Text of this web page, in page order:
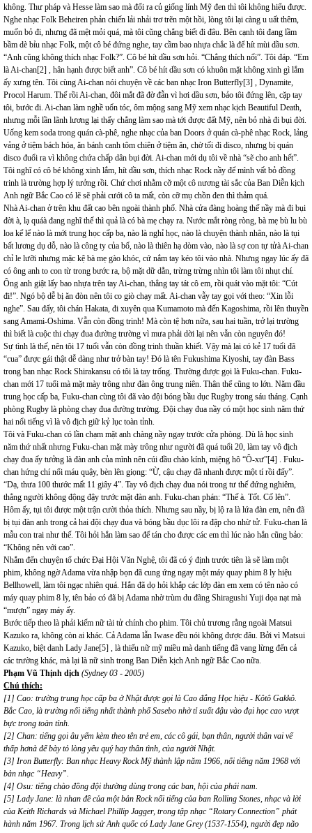
không. Thư pháp và Hesse làm sao mà đổi ra củ giống lính Mỹ đen thì tôi không hiểu được.
Nghe nhạc Folk Beheiren phản chiến lải nhải trơ trẽn một hồi, lòng tôi lại càng u uất thêm,
muốn bỏ đi, nhưng đã mệt mỏi quá, mà tôi cũng chẳng biết đi đâu. Bên cạnh tôi đang lầm
bầm dè bỉu nhạc Folk, một cô bé đứng nghe, tay cầm bao nhựa chắc là để hít mùi dầu sơn.
“Anh cũng không thích nhạc Folk?”. Cô bé hít dầu sơn hỏi. “Chẳng thích nổi”. Tôi đáp. “Em
là Ai-chan[2] , hân hạnh được biết anh”. Cô bé hít dầu sơn có khuôn mặt không xinh gì lắm
ấy xưng tên. Tôi cùng Ai-chan nói chuyện về các ban nhạc Iron Butterfly[3] , Dynamite,
Procol Harum. Thế rồi Ai-chan, đôi mắt đã đờ đẫn vì hơi dầu sơn, bảo tôi đứng lên, cặp tay
tôi, bước đi. Ai-chan làm nghề uốn tóc, ôm mộng sang Mỹ xem nhạc kịch Beautiful Death,
nhưng mỗi lần lãnh lương lại thấy chẳng làm sao mà tới được đất Mỹ, nên bỏ nhà đi bụi đời.
Uống kem soda trong quán cà-phê, nghe nhạc của ban Doors ở quán cà-phê nhạc Rock, lảng
vảng ở tiệm bách hóa, ăn bánh canh tôm chiên ở tiệm ăn, chờ tối đi disco, nhưng bị quán
disco đuổi ra vì không chứa chấp dân bụi đời. Ai-chan mới dụ tôi về nhà “sẽ cho anh hết”.
Tôi nghĩ có cô bé không xinh lắm, hít dầu sơn, thích nhạc Rock nầy để mình vất bỏ đồng
trinh là trường hợp lý tưởng rồi. Chứ chơi nhằm cỡ một cô nương tài sắc của Ban Diễn kịch
Anh ngữ Bắc Cao có lẽ sẽ phải cưới cô ta mất, còn cỡ mụ chồn đen thì thảm quá.
Nhà Ai-chan ở trên khu đất cao bên ngoài thành phố. Nhà cửa đàng hoàng thế nầy mà đi bụi
đời à, lạ quáà đang nghĩ thế thì quả là có bà mẹ chạy ra. Nước mắt ròng ròng, bà mẹ bù lu bù
loa kể lể nào là mới trung học cấp ba, nào là nghỉ học, nào là chuyện thành nhân, nào là tụi
bất lương dụ dỗ, nào là công ty của bố, nào là thiên hạ dòm vào, nào là sợ con tự tửà Ai-chan
chỉ le lưỡi nhưng mặc kệ bà mẹ gào khóc, cứ nắm tay kéo tôi vào nhà. Nhưng ngay lúc ấy đã
có ông anh to con từ trong bước ra, bộ mặt dữ dằn, trừng trừng nhìn tôi làm tôi nhụt chí.
Ông anh giật lấy bao nhựa trên tay Ai-chan, thẳng tay tát cô em, rồi quát vào mặt tôi: “Cút
đi!”. Ngó bộ dễ bị ăn đòn nên tôi co giò chạy mất. Ai-chan vẫy tay gọi với theo: “Xin lỗi
nghe”. Sau đấy, tôi chán Hakata, đi xuyên qua Kumamoto mà đến Kagoshima, rồi lên thuyền
sang Amami-Oshima. Vẫn còn đồng trinh! Mà còn tệ hơn nữa, sau hai tuần, trở lại trường
thì biết là cuộc thi chạy đua đường trường vì mưa phải dời lại nên vẫn còn nguyên đó!
Sự tình là thế, nên tôi 17 tuổi vẫn còn đồng trinh thuần khiết. Vậy mà lại có kẻ 17 tuổi đã
“cua” được gái thật dễ dàng như trở bàn tay! Đó là tên Fukushima Kiyoshi, tay đàn Bass
trong ban nhạc Rock Shirakansu có tôi là tay trống. Thường được gọi là Fuku-chan. Fuku-
chan mới 17 tuổi mà mặt mày trông như đàn ông trung niên. Thân thể cũng to lớn. Năm đầu
trung học cấp ba, Fuku-chan cùng tôi đã vào đội bóng bầu dục Rugby trong sáu tháng. Cạnh
phòng Rugby là phòng chạy đua đường trường. Đội chạy đua nầy có một học sinh năm thứ
hai nổi tiếng vì là vô địch giữ kỷ lục toàn tỉnh.
Tôi và Fuku-chan có lần chạm mặt anh chàng nầy ngay trước cửa phòng. Dù là học sinh
năm thứ nhất nhưng Fuku-chan mặt mày trông như người đã quá tuổi 20, làm tay vô địch
chạy đua ấy tưởng là đàn anh của mình nên cúi đầu chào kính, miệng hô “Ô-xư”[4] . Fuku-
chan hứng chí nổi máu quậy, bèn lên giọng: “Ừ, cậu chạy đã nhanh được một tí rồi đấy”.
“Dạ, thưa 100 thước mất 11 giây 4”. Tay vô địch chạy đua nói trong tư thế đứng nghiêm,
thẳng người không động đậy trước mặt đàn anh. Fuku-chan phán: “Thế à. Tốt. Cố lên”.
Hôm ấy, tụi tôi được một trận cười thỏa thích. Nhưng sau nầy, bị lộ ra là lứa đàn em, nên đã
bị tụi đàn anh trong cả hai đội chạy đua và bóng bầu dục lôi ra đập cho nhừ tử. Fuku-chan là
mẫu con trai như thế. Tôi hỏi hắn làm sao để tán cho được các em thì lúc nào hắn cũng bảo:
“Không nên với cao”.
Nhắm đến chuyện tổ chức Đại Hội Văn Nghệ, tôi đã có ý định trước tiên là sẽ làm một
phim, không ngờ Adama vừa nhập bọn đã cung ứng ngay một máy quay phim 8 ly hiệu
Bellhowell, làm tôi ngạc nhiên quá. Hắn đã dọ hỏi khắp các lớp đàn em xem có tên nào có
máy quay phim 8 ly, tên bảo có đã bị Adama nhờ trùm du đãng Shiragushi Yuji dọa nạt mà
“mượn” ngay máy ấy.
Bước tiếp theo là phải kiếm nữ tài tử chính cho phim. Tôi chủ trương rằng ngoài Matsui
Kazuko ra, không còn ai khác. Cả Adama lẫn Iwase đều nói không được đâu. Bởi vì Matsui
Kazuko, biệt danh Lady Jane[5] , là thiếu nữ mỹ miều mà danh tiếng đã vang lừng đến cả
các trường khác, mà lại là nữ sinh trong Ban Diễn kịch Anh ngữ Bắc Cao nữa.
Phạm Vũ Thịnh dịch (Sydney 03 - 2005)
Chú thích:
[1] Cao: trường trung học cấp ba ở Nhật được gọi là Cao đẳng Học hiệu - Kôtô Gakkô.
Bắc Cao, là trường nổi tiếng nhất thành phố Sasebo nhờ tỉ suất đậu vào đại học cao vượt
bực trong toàn tỉnh.
[2] Chan: tiếng gọi âu yếm kèm theo tên trẻ em, các cô gái, bạn thân, người thân vai vế
thấp hơnà để bày tỏ lòng yêu quý hay thân tình, của người Nhật.
[3] Iron Butterfly: Ban nhạc Heavy Rock Mỹ thành lập năm 1966, nổi tiếng năm 1968 với
bản nhạc “Heavy”.
[4] Osu: tiếng chào đồng đội thường dùng trong các ban, hội của phái nam.
[5] Lady Jane: là nhan đề của một bản Rock nổi tiếng của ban Rolling Stones, nhạc và lời
của Keith Richards và Michael Phillip Jagger, trong tập nhạc “Rotary Connection” phát
hành năm 1967. Trong lịch sử Anh quốc có Lady Jane Grey (1537-1554), người đẹp não